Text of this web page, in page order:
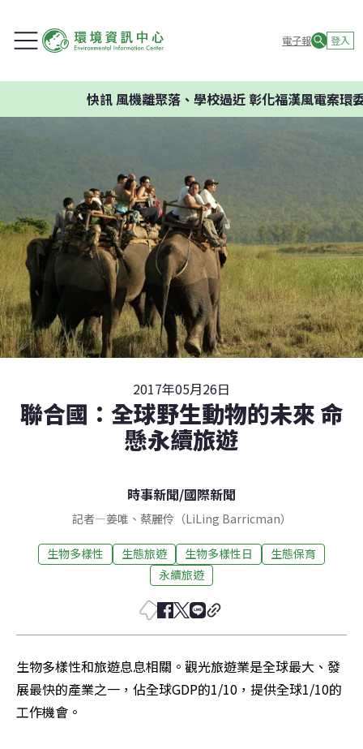
電子報 登入
快訊風機離聚落、學校過近 彰化福漢風電案環委建
2017年05月26日
聯合國：全球野生動物的未來 命
懸永續旅遊
時事新聞/國際新聞
記者—姜唯 、 蔡麗伶（LiLing Barricman）
生物多樣性 生態旅遊 生物多樣性日
生態保育
永續旅遊
生物多樣性和旅遊息息相關。觀光旅遊業是全球最大、發
展最快的產業之一，佔全球GDP的1/10，提供全球1/10的
工作機會。